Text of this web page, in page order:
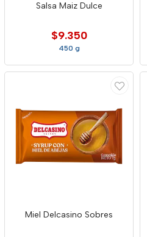
Salsa Maiz Dulce
$9.350
450 g
Miel Delcasino Sobres